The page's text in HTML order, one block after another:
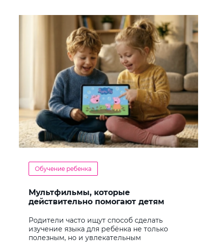
Обучение ребенка
Мультфильмы, которые
действительно помогают детям
Родители часто ищут способ сделать
изучение языка для ребёнка не только
полезным, но и увлекательным